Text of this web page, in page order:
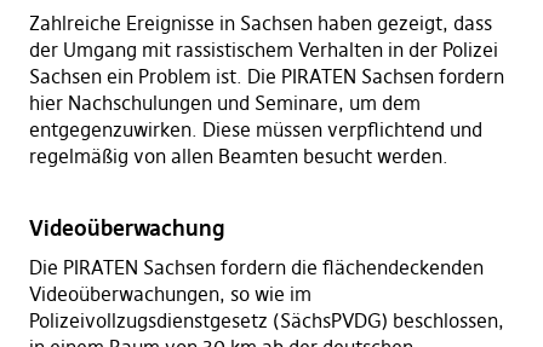
Zahlreiche Ereignisse in Sachsen haben gezeigt, dass
der Umgang mit rassistischem Verhalten in der Polizei
Sachsen ein Problem ist. Die PIRATEN Sachsen fordern
hier Nachschulungen und Seminare, um dem
entgegenzuwirken. Diese müssen verpflichtend und
regelmäßig von allen Beamten besucht werden.
Videoüberwachung
Die PIRATEN Sachsen fordern die flächendeckenden
Videoüberwachungen, so wie im
Polizeivollzugsdienstgesetz (SächsPVDG) beschlossen,